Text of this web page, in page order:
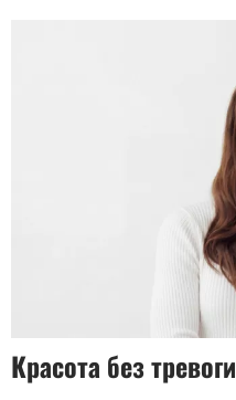
Красота без тревоги